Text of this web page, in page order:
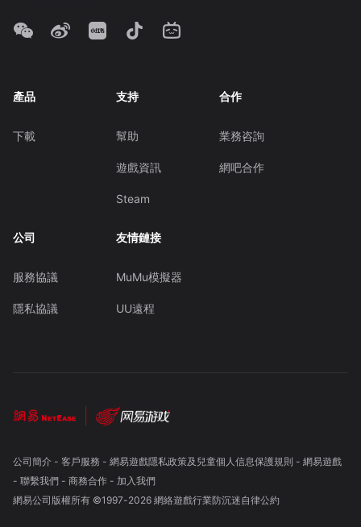
產品
下載
支持
幫助
遊戲資訊
Steam
合作
業務咨詢
網吧合作
公司
服務協議
隱私協議
友情鏈接
MuMu模擬器
UU遠程
公司簡介- 客戶服務 - 網易遊戲隱私政策及兒童個人信息保護規則 - 網易遊戲
- 聯繫我們- 商務合作- 加入我們
網易公司版權所有 ©1997-2026 網絡遊戲行業防沉迷自律公約